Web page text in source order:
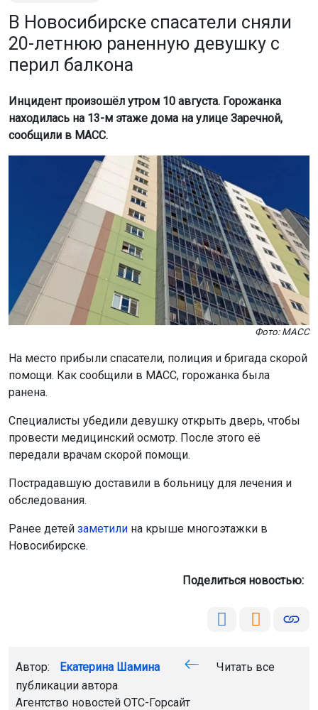
В Новосибирске спасатели сняли
20-летнюю раненную девушку с
перил балкона
Инцидент произошёл утром 10 августа. Горожанка
находилась на 13-м этаже дома на улице Заречной,
сообщили в МАСС.
Фото: МАСС
На место прибыли спасатели, полиция и бригада скорой
помощи. Как сообщили в МАСС, горожанка была
ранена.
Специалисты убедили девушку открыть дверь, чтобы
провести медицинский осмотр. После этого её
передали врачам скорой помощи.
Пострадавшую доставили в больницу для лечения и
обследования.
Ранее детей заметили на крыше многоэтажки в
Новосибирске.
Поделиться новостью:
Автор: Екатерина Шамина
Читать все
публикации автора
Агентство новостей ОТС-Горсайт